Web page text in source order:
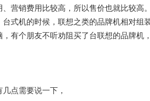
、营销费用比较高，所以售价也就比较高
台式机的时候，联想之类的品牌机相对组
，有个朋友不听劝阻买了台联想的品牌机
点需要说一下，